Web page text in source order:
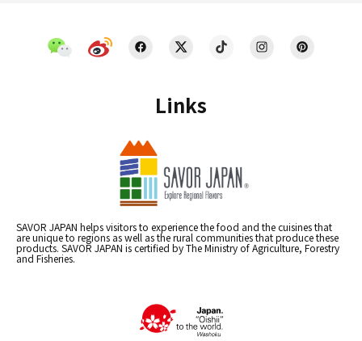
Links
SAVOR JAPAN helps visitors to experience the food and the cuisines that
are unique to regions as well as the rural communities that produce these
products. SAVOR JAPAN is certified by The Ministry of Agriculture, Forestry
and Fisheries.